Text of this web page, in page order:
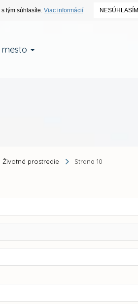
tým súhlasíte. Viac informácií NESÚHLASÍM
: Životné prostredie Strana 10